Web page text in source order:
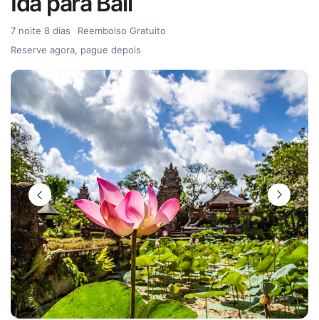
7 noite 8 dias
Reembolso Gratuito
Reserve agora, pague depois